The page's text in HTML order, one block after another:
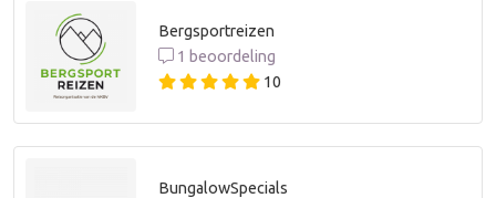
Bergsportreizen
1 beoordeling
10
BungalowSpecials